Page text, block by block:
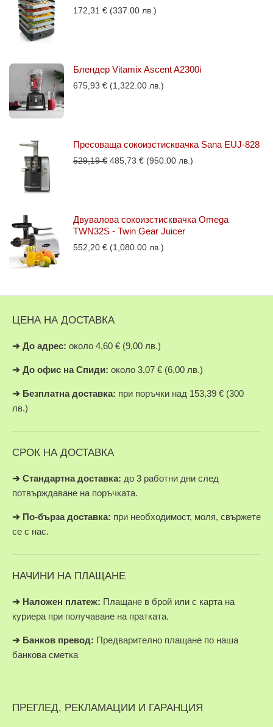
172,31 € (337.00 лв.)
Блендер Vitamix Ascent A2300i
675,93 € (1,322.00 лв.)
Пресоваща сокоизстисквачка Sana EUJ-828
529,19€ Original
485,73 €Текущата
(950.00 лв.)
Двувалова сокоизстисквачка Omega
TWN32S - Twin Gear Juicer
552,20 € (1,080.00 лв.)
ЦЕНА НА ДОСТАВКА
➔ До адрес: около 4,60 € (9,00 лв.)
➔ До офис на Спиди: около 3,07 € (6,00 лв.)
➔ Безплатна доставка: при поръчки над 153,39 € (300
лв.)
СРОК НА ДОСТАВКА
➔ Стандартна доставка: до 3 работни дни след
потвърждаване на поръчката.
➔ По-бърза доставка: при необходимост, моля, свържете
се с нас.
НАЧИНИ НА ПЛАЩАНЕ
➔ Наложен платеж: Плащане в брой или с карта на
куриера при получаване на пратката.
➔ Банков превод: Предварително плащане по наша
банкова сметка
ПРЕГЛЕД, РЕКЛАМАЦИИ И ГАРАНЦИЯ